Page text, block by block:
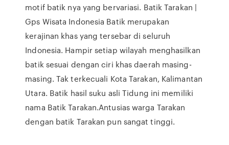
motif batik nya yang bervariasi. Batik Tarakan |
Gps Wisata Indonesia Batik merupakan
kerajinan khas yang tersebar di seluruh
Indonesia. Hampir setiap wilayah menghasilkan
batik sesuai dengan ciri khas daerah masing-
masing. Tak terkecuali Kota Tarakan, Kalimantan
Utara. Batik hasil suku asli Tidung ini memiliki
nama Batik Tarakan.Antusias warga Tarakan
dengan batik Tarakan pun sangat tinggi.